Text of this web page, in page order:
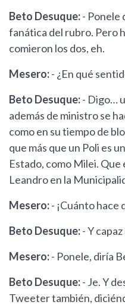
Beto Desuque:- Ponele
fanática del rubro. Pero
comieron los dos, eh.
Mesero:- ¿En qué
Beto Desuque:- Digo…
además de ministro se
como en su tiempo de
que más que un Poli es
Estado, como Milei.
Leandro en la
Mesero:- ¡Cuánto hace
Beto Desuque:- Y
Mesero:- Ponele, diría
Beto Desuque:- Je. Y
Tweeter también,